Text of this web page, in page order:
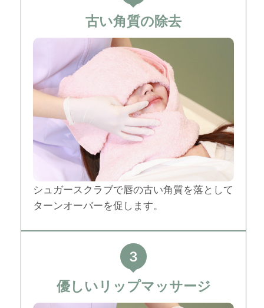
古い角質の除去
シュガースクラブで唇の古い角質を落として
ターンオーバーを促します。
3
優しいリップマッサージ